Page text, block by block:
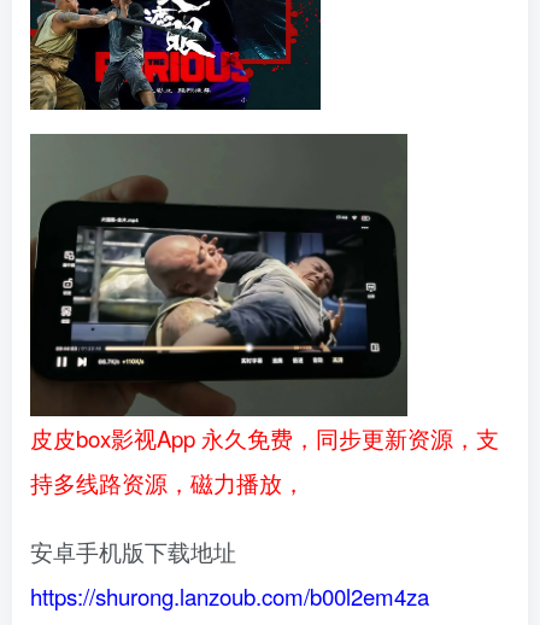
皮皮box影视App 永久免费，同步更新资源，支
持多线路资源，磁力播放，
安卓手机版下载地址
https://shurong.lanzoub.com/b00l2em4za